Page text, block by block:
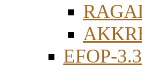
EFOP-